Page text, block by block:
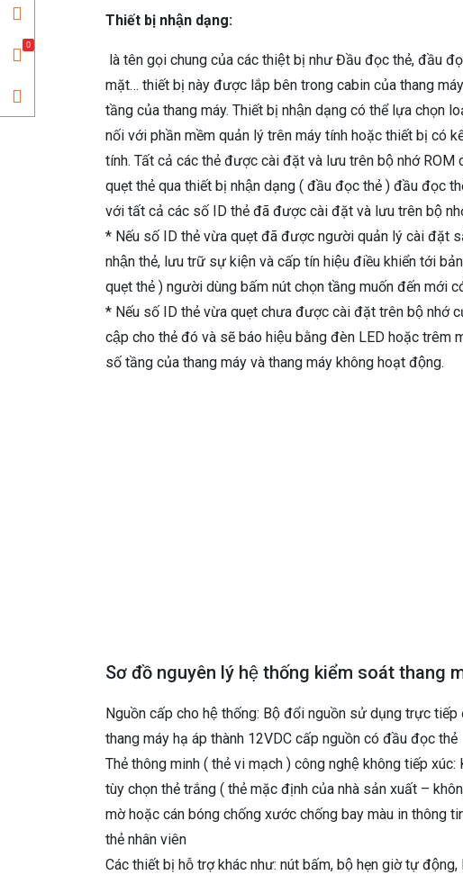
Thiết bị nhận dạng:
là tên gọi chung của các thiệt bị như Đầu đọc thẻ, đầu
mặt… thiết bị này được lắp bên trong cabin của thang
tầng của thang máy. Thiết bị nhận dạng có thể lựa chọn
nối với phần mềm quản lý trên máy tính hoặc thiết bị có
tính. Tất cả các thẻ được cài đặt và lưu trên bộ nhớ
quẹt thẻ qua thiết bị nhận dạng ( đầu đọc thẻ ) đầu đọc
với tất cả các số ID thẻ đã được cài đặt và lưu trên bộ
* Nếu số ID thẻ vừa quẹt đã được người quản lý cài đặt
nhận thẻ, lưu trữ sự kiện và cấp tín hiệu điều khiển tới
quẹt thẻ ) người dùng bấm nút chọn tầng muốn đến mới
* Nếu số ID thẻ vừa quẹt chưa được cài đặt trên bộ nhớ
cập cho thẻ đó và sẽ báo hiệu bằng đèn LED hoặc trêm
số tầng của thang máy và thang máy không hoạt động.
Sơ đồ nguyên lý hệ thống kiểm soát thang
Nguồn cấp cho hệ thống: Bộ đổi nguồn sử dụng trực
thang máy hạ áp thành 12VDC cấp nguồn có đầu đọc thẻ
Thẻ thông minh ( thẻ vi mạch ) công nghệ không tiếp
tùy chọn thẻ trắng ( thẻ mặc định của nhà sản xuất –
mờ hoặc cán bóng chống xước chống bay màu in thông
thẻ nhân viên
Các thiết bị hỗ trợ khác như: nút bấm, bộ hẹn giờ tự
0